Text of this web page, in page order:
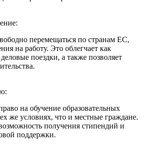
перемещаться по странам ЕС,
на работу. Это облегчает как
поездки, а также позволяет
на обучение образовательных
же условиях, что и местные граждане.
получения стипендий и
поддержки.